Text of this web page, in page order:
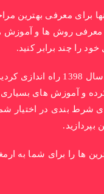
برای معرفی بهترین
معرفی روش ها و آموزش
را چند برابر کنید.
ما این وب سایت را در سال
و آموزش های
شرط بندی در اختیار شما
بپردازید.
ها را برای شما به